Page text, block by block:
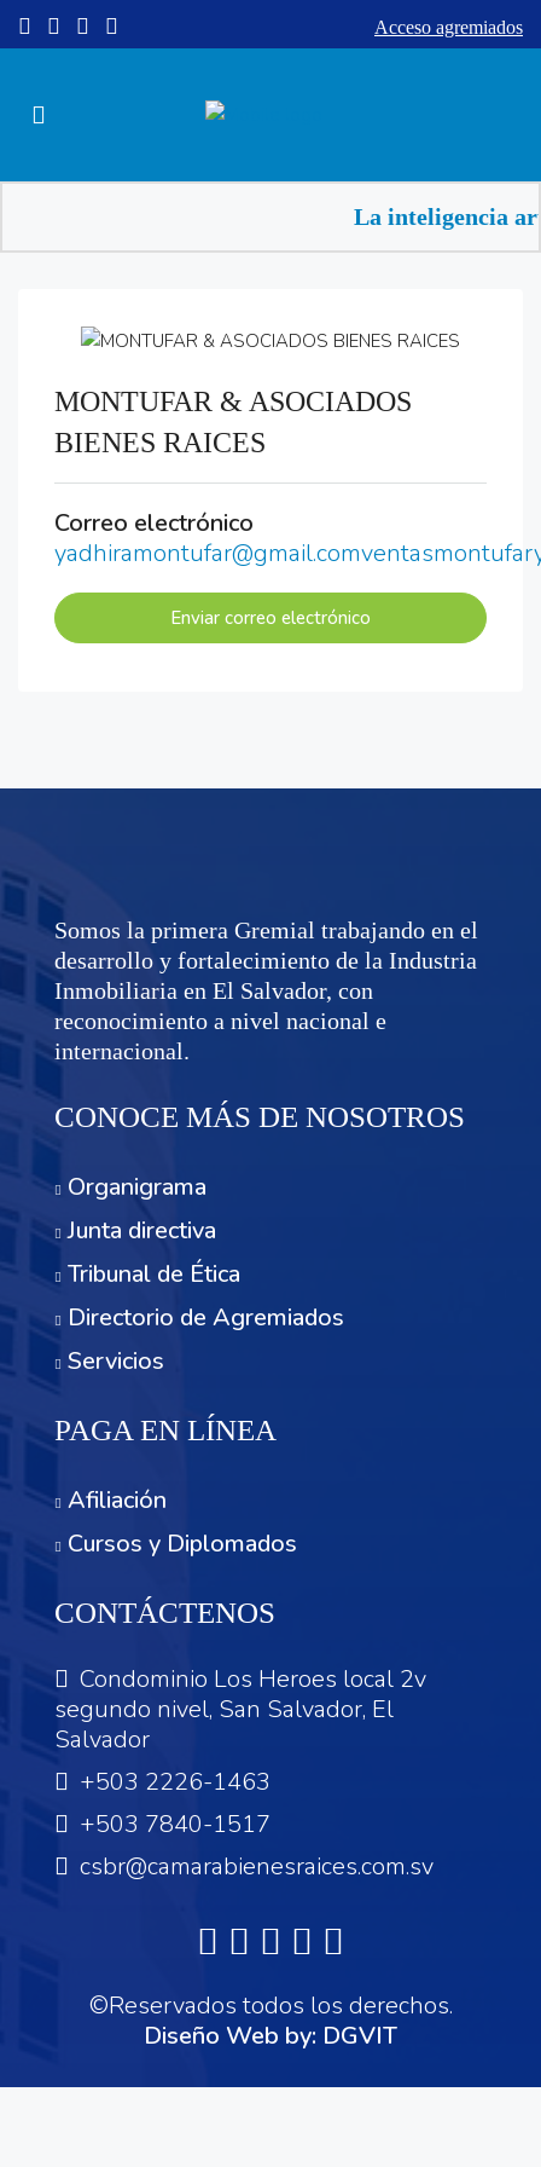
Acceso agremiados
La inteligencia
MONTUFAR & ASOCIADOS
BIENES RAICES
Correo electrónico
Enviar correo electrónico
Somos la primera Gremial trabajando en el
desarrollo y fortalecimiento de la Industria
Inmobiliaria en El Salvador, con
reconocimiento a nivel nacional e
internacional.
CONOCE MÁS DE NOSOTROS
Organigrama
Junta directiva
Tribunal de Ética
Directorio de Agremiados
Servicios
PAGA EN LÍNEA
Afiliación
Cursos y Diplomados
CONTÁCTENOS
Condominio Los Heroes local 2v
segundo nivel, San Salvador, El
Salvador
+503 2226-1463
+503 7840-1517
csbr@camarabienesraices.com.sv
©Reservados todos los derechos.
Diseño Web by: DGVIT